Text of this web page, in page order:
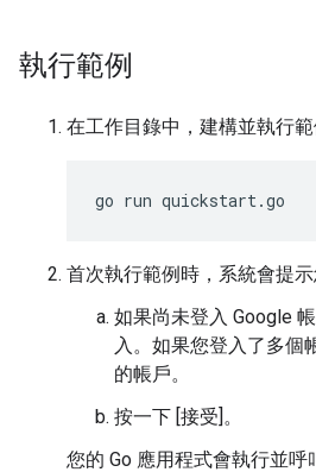
執行範例
在工作目錄中，建構並執行範
首次執行範例時，系統會提示
如果尚未登入 Google
入。如果您登入了多個
的帳戶。
按一下 [接受]。
您的 Go 應用程式會執行並呼